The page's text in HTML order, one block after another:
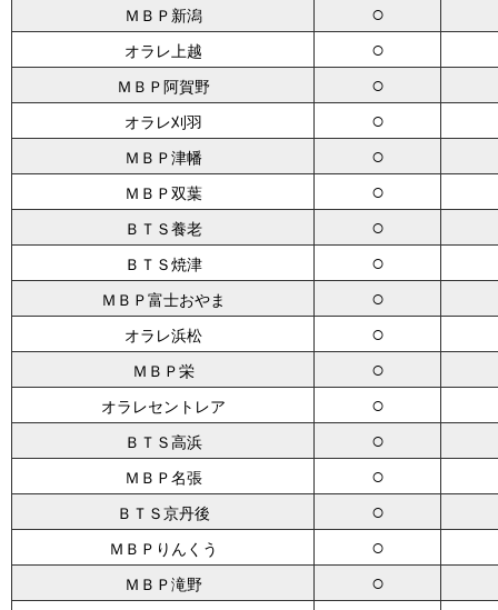
ＭＢＰ新潟 ○
オラレ上越 ○
ＭＢＰ阿賀野 ○
オラレ刈羽 ○
ＭＢＰ津幡 ○
ＭＢＰ双葉 ○
ＢＴＳ養老 ○
ＢＴＳ焼津 ○
ＭＢＰ富士おやま ○
オラレ浜松 ○
ＭＢＰ栄 ○
オラレセントレア ○
ＢＴＳ高浜 ○
ＭＢＰ名張 ○
ＢＴＳ京丹後 ○
ＭＢＰりんくう ○
ＭＢＰ滝野 ○